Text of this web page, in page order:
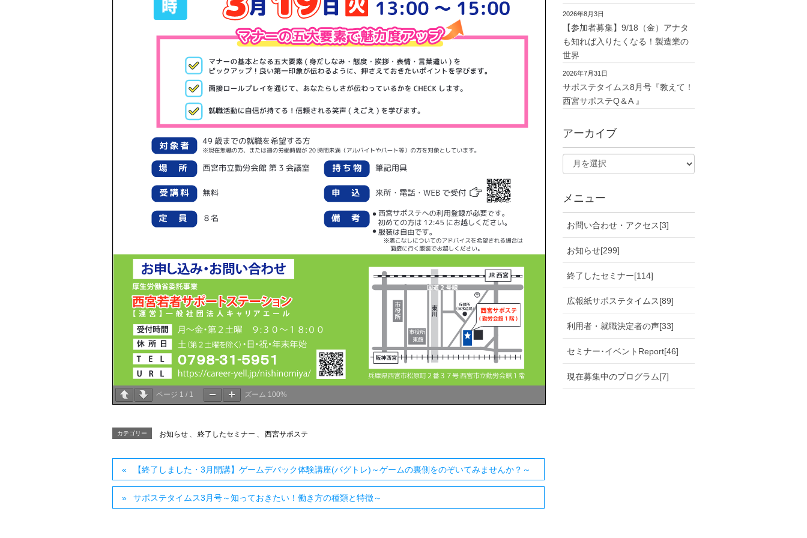
ページ 1 / 1 ズーム 100%
カテゴリー お知らせ 、 終了したセミナー 、 西宮サポステ
【終了しました・3月開講】ゲームデバック体験講座(バグトレ)～ゲームの裏側をのぞいてみませんか？～
サポステタイムス3月号～知っておきたい！働き方の種類と特徴～
2026年8月3日
【参加者募集】9/18（金）アナタ
も知れば入りたくなる！製造業の
世界
2026年7月31日
サポステタイムス8月号『教えて！
西宮サポステQ＆A 』
アーカイブ
メニュー
お問い合わせ・アクセス[3]
お知らせ[299]
終了したセミナー[114]
広報紙サポステタイムス[89]
利用者・就職決定者の声[33]
セミナー･イベントReport[46]
現在募集中のプログラム[7]